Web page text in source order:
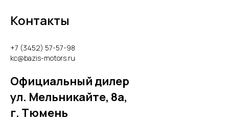
Контакты
+7 (3452) 57-57-98
kc@bazis-motors.ru
Официальный дилер
ул. Мельникайте, 8а,
г. Тюмень